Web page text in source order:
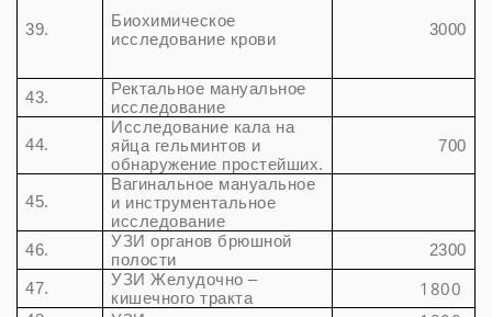
39.
Биохимическое
исследование крови
3000
43.
Ректальное мануальное
исследование
44.
Исследование кала на
яйца гельминтов и
обнаружение простейших.
700
45.
Вагинальное мануальное
и инструментальное
исследование
46.
УЗИ органов брюшной
полости
2300
47.
УЗИ Желудочно –
кишечного тракта
1800